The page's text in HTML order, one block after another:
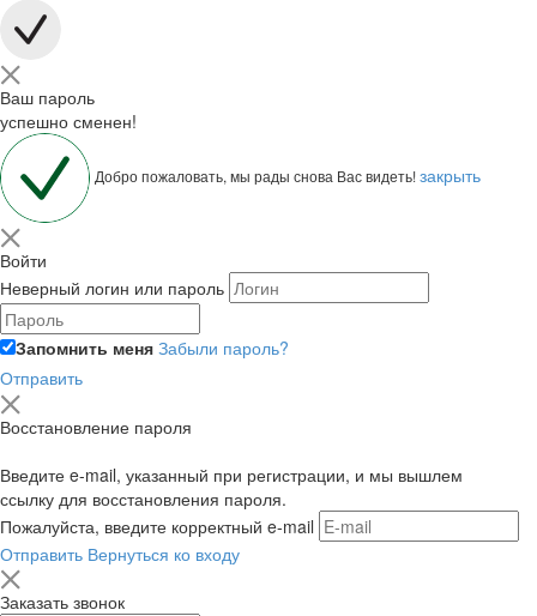
Ваш пароль
успешно сменен!
Добро пожаловать, мы рады снова Вас видеть!закрыть
Войти
Неверный логин или пароль
Запомнить меня Забыли пароль?
Отправить
Восстановление пароля
Введите e-mail, указанный при регистрации, и мы вышлем
ссылку для восстановления пароля.
Пожалуйста, введите корректный e-mail
Отправить Вернуться ко входу
Заказать звонок